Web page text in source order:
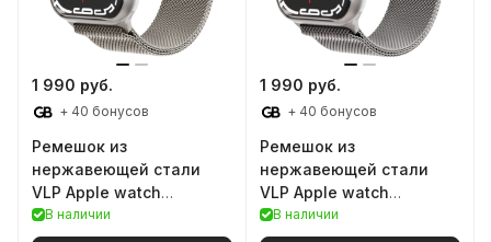
1 990 руб.
+ 40 бонусов
Ремешок из
нержавеющей стали
VLP Apple watch
42/44/45mm (Shampan)
В наличии
1 990 руб.
+ 40 бонусов
Ремешок из
нержавеющей стали
VLP Apple watch
42/44/45mm (Silver)
В наличии